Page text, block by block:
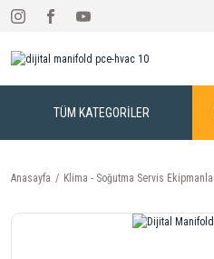
TÜM KATEGORİLER
Anasayfa Klima - Soğutma Servis